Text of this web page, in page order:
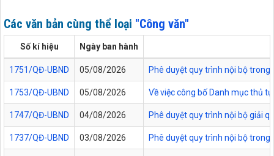
Các văn bản cùng thể loại "Công văn"
Số kí hiệu Ngày ban hành
1751/QĐ-UBND 05/08/2026 Phê duyệt quy trình nội bộ
1753/QĐ-UBND 05/08/2026 Về việc công bố Danh mục thủ
1747/QĐ-UBND 04/08/2026 Phê duyệt quy trình nội bộ giải
1737/QĐ-UBND 03/08/2026 Phê duyệt quy trình nội bộ